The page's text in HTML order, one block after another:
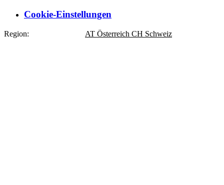
Cookie-Einstellungen
Region: AT Österreich CH Schweiz